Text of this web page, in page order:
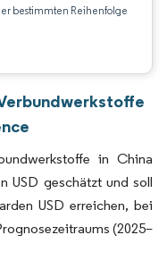
bestimmten Reihenfolge
in China
USD geschätzt und soll
USD erreichen, bei
(2025–